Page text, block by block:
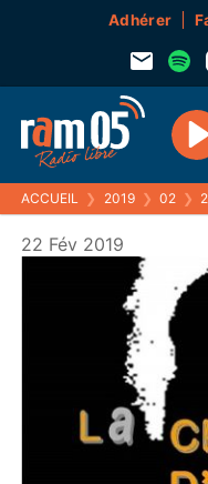
Adhérer
ACCUEIL ❯ 2019 ❯ 02 ❯
22 Fév 2019